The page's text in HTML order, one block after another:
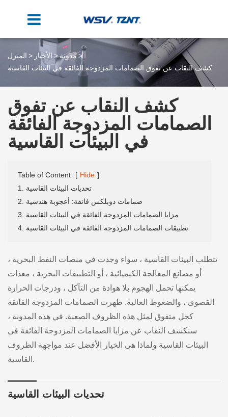
المنزل الأخبار
مدونة
كشف النقاب عن تفوق الصمامات المزدوجة الفائقة في البيئات القاسية
كشف النقاب عن تفوق
الصمامات المزدوجة الفائقة
في البيئات القاسية
Table of Content [ Hide ]
1. تحديات البيئات القاسية
2. صمامات دوبلكس فائقة: أعجوبة هندسية
3. مزايا الصمامات المزدوجة الفائقة في البيئات القاسية
4. تطبيقات الصمامات المزدوجة الفائقة في البيئات القاسية
تتطلب البيئات القاسية ، سواء وجدت في منصات النفط البحرية ،
أو مصانع المعالجة الكيميائية ، أو التطبيقات البحرية ، معدات
يمكنها تحمل الهجوم بلا هوادة من التآكل ، ودرجات الحرارة
القصوى ، والضغوط العالية. ظهرت الصمامات المزدوجة الفائقة
كحل متفوق لمثل هذه الظروف الصعبة. في هذه المدونة ،
سنكشف النقاب عن مزايا الصمامات المزدوجة الفائقة في
البيئات القاسية ولماذا هي الخيار الأفضل عند مواجهة الظروف
القاسية.
تحديات البيئات القاسية